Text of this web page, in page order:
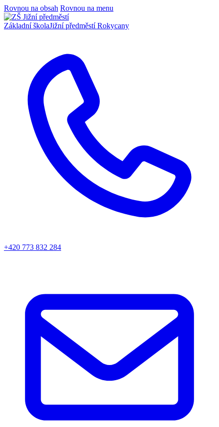
Rovnou na obsah Rovnou na menu
Základní školaJižní předměstí Rokycany
+420 773 832 284